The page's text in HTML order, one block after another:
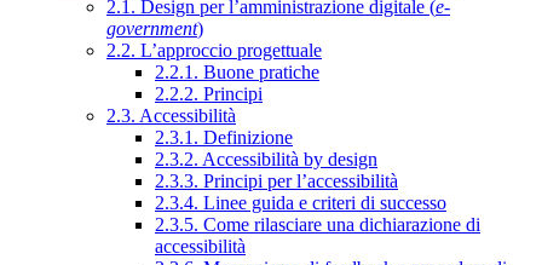
2.1. Design per l’amministrazione digitale (e-
government)
2.2. L’approccio progettuale
2.2.1. Buone pratiche
2.2.2. Principi
2.3. Accessibilità
2.3.1. Definizione
2.3.2. Accessibilità by design
2.3.3. Principi per l’accessibilità
2.3.4. Linee guida e criteri di successo
2.3.5. Come rilasciare una dichiarazione di
accessibilità